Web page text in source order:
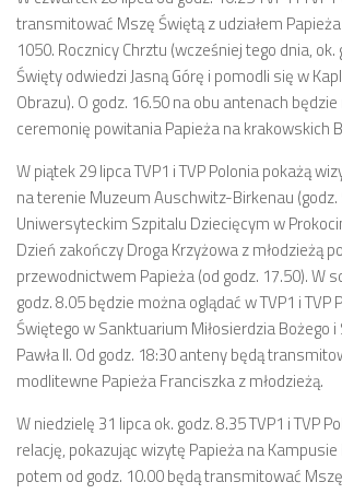
transmitować Mszę Świętą z udziałem
1050. Rocznicy Chrztu (wcześniej tego dnia, ok.
Święty odwiedzi Jasną Górę i pomodli się w
Obrazu). O godz. 16.50 na obu antenach
ceremonię powitania Papieża na krakowskich
W piątek 29 lipca TVP1 i TVP Polonia pokażą
na terenie Muzeum Auschwitz-Birkenau (godz.
Uniwersyteckim Szpitalu Dziecięcym w
Dzień zakończy Droga Krzyżowa z młodzieżą
przewodnictwem Papieża (od godz. 17.50). W
godz. 8.05 będzie można oglądać w TVP1 i TVP
Świętego w Sanktuarium Miłosierdzia Bożego
Pawła II. Od godz. 18:30 anteny będą
modlitewne Papieża Franciszka z młodzieżą.
W niedzielę 31 lipca ok. godz. 8.35 TVP1 i TVP
relację, pokazując wizytę Papieża na Kampusie
potem od godz. 10.00 będą transmitować